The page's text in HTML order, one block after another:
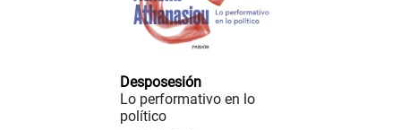
Desposesión
Lo performativo en lo
político